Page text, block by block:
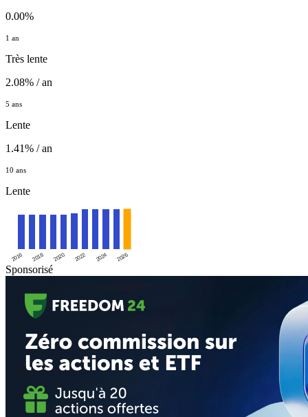
0.00%
1 an
Très lente
2.08% / an
5 ans
Lente
1.41% / an
10 ans
Lente
2016 2018 2020 2022 2024 2026
Sponsorisé